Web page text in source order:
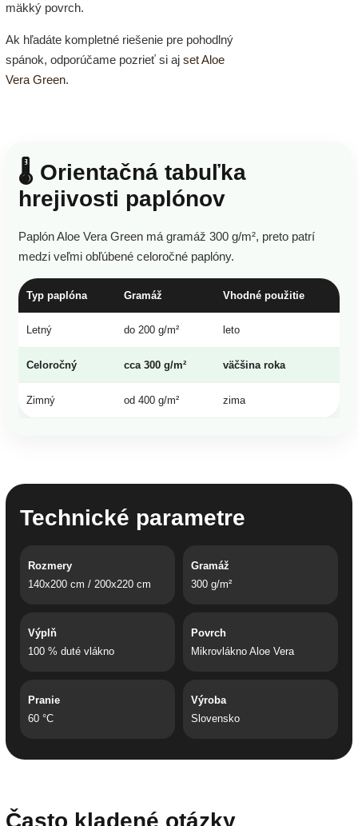
mäkký povrch.
Ak hľadáte kompletné riešenie pre pohodlný
spánok, odporúčame pozrieť si aj set Aloe
Vera Green.
🌡️ Orientačná tabuľka
hrejivosti paplónov
Paplón Aloe Vera Green má gramáž 300 g/m², preto patrí
medzi veľmi obľúbené celoročné paplóny.
Typ paplóna Gramáž Vhodné použitie
Letný do 200 g/m² leto
Celoročný cca 300 g/m² väčšina roka
Zimný od 400 g/m² zima
Technické parametre
Rozmery
140x200 cm / 200x220 cm
Gramáž
300 g/m²
Výplň
100 % duté vlákno
Povrch
Mikrovlákno Aloe Vera
Pranie
60 °C
Výroba
Slovensko
Často kladené otázky